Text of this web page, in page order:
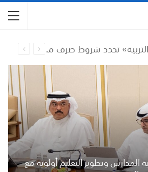
جامعة الكويت تحدد مواعيد تسجيل الطلبة للفصل الأول.. البداية 9 أغسطس
المدارس وتطوير التعليم أولوية مع